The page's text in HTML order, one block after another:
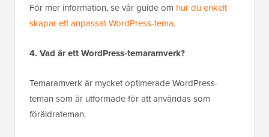
För mer information, se vår guide om hur du enkelt
skapar ett anpassat WordPress-tema.
4. Vad är ett WordPress-temaramverk?
Temaramverk är mycket optimerade WordPress-
teman som är utformade för att användas som
föräldrateman.